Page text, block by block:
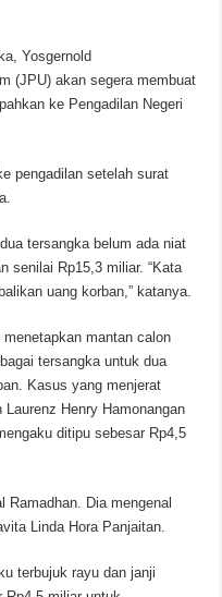
Yosgernold
(JPU) akan segera membuat
ke Pengadilan Negeri
pengadilan setelah surat
tersangka belum ada niat
senilai Rp15,3 miliar. “Kata
uang korban,” katanya.
mantan calon
tersangka untuk dua
Kasus yang menjerat
Laurenz Henry Hamonangan
ditipu sebesar Rp4,5
Ramadhan. Dia mengenal
Linda Hora Panjaitan.
terbujuk rayu dan janji